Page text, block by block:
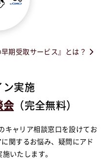
早期受取サービス』とは？
ン実施
会（完全無料）
キャリア相談窓口を設けてお
関するお悩み、疑問にアド
いたします。